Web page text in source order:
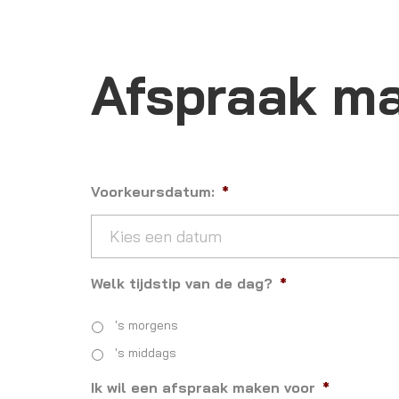
Afspraak
Voorkeursdatum: *
Welk tijdstip van de dag? *
's morgens
's middags
Ik wil een afspraak maken voor *